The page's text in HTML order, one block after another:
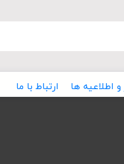
و اطلاعیه ها ارتباط با ما